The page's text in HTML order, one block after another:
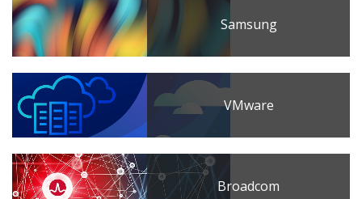
Samsung
VMware
Broadcom